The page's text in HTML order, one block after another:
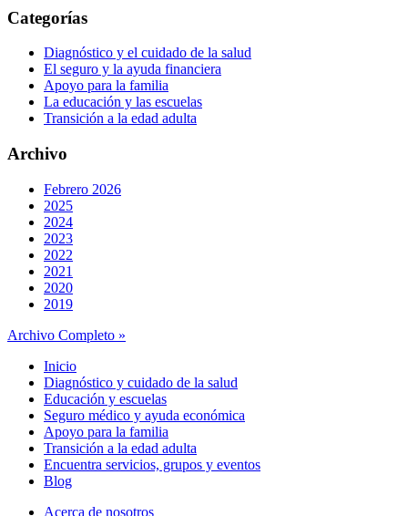
Categorías
Diagnóstico y el cuidado de la salud
El seguro y la ayuda financiera
Apoyo para la familia
La educación y las escuelas
Transición a la edad adulta
Archivo
Febrero 2026
2025
2024
2023
2022
2021
2020
2019
Archivo Completo »
Inicio
Diagnóstico y cuidado de la salud
Educación y escuelas
Seguro médico y ayuda económica
Apoyo para la familia
Transición a la edad adulta
Encuentra servicios, grupos y eventos
Blog
Acerca de nosotros